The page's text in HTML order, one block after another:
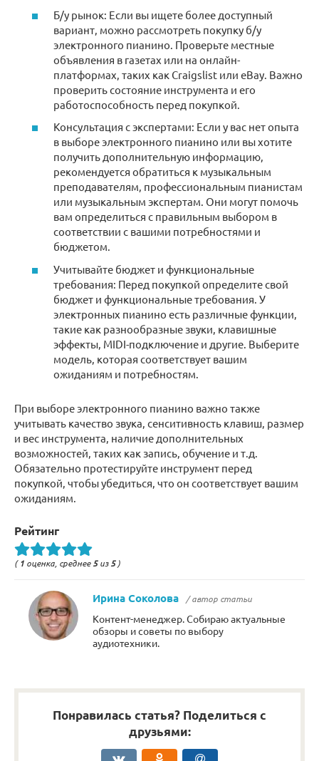
Б/у рынок: Если вы ищете более доступный
вариант, можно рассмотреть покупку б/у
электронного пианино. Проверьте местные
объявления в газетах или на онлайн-
платформах, таких как Craigslist или eBay. Важно
проверить состояние инструмента и его
работоспособность перед покупкой.
Консультация с экспертами: Если у вас нет опыта
в выборе электронного пианино или вы хотите
получить дополнительную информацию,
рекомендуется обратиться к музыкальным
преподавателям, профессиональным пианистам
или музыкальным экспертам. Они могут помочь
вам определиться с правильным выбором в
соответствии с вашими потребностями и
бюджетом.
Учитывайте бюджет и функциональные
требования: Перед покупкой определите свой
бюджет и функциональные требования. У
электронных пианино есть различные функции,
такие как разнообразные звуки, клавишные
эффекты, MIDI-подключение и другие. Выберите
модель, которая соответствует вашим
ожиданиям и потребностям.
При выборе электронного пианино важно также
учитывать качество звука, сенситивность клавиш, размер
и вес инструмента, наличие дополнительных
возможностей, таких как запись, обучение и т.д.
Обязательно протестируйте инструмент перед
покупкой, чтобы убедиться, что он соответствует вашим
ожиданиям.
Рейтинг
(1 оценка, среднее5из5)
Ирина Соколова / автор статьи
Контент-менеджер. Собираю актуальные
обзоры и советы по выбору
аудиотехники.
Понравилась статья? Поделиться с
друзьями: